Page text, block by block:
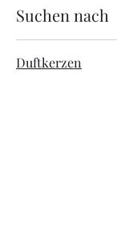
Suchen nach
Duftkerzen